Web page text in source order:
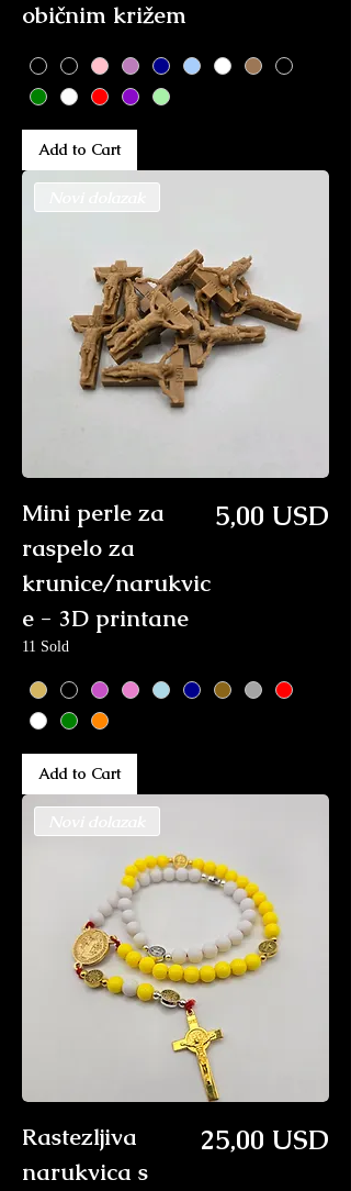
običnim križem
Add to Cart
Mini perle za
raspelo za
krunice/narukvic
e - 3D printane
Price
5,00 USD
11 Sold
Add to Cart
Rastezljiva
narukvica s
Price
25,00 USD